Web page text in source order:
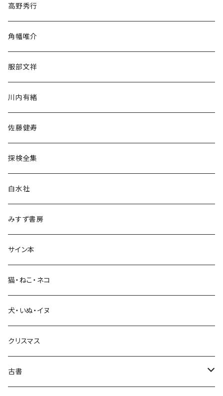
随筆・ノンフィクション・その他
民族・風習
言語・ことば
生活・暮らし
芸術・絵画・写真
絵本・児童書
高野秀行
角幡唯介
服部文祥
川内有緒
佐藤健寿
探検全集
白水社
みすず書房
サイン本
猫・ねこ・ネコ
犬・いぬ・イヌ
クリスマス
古書